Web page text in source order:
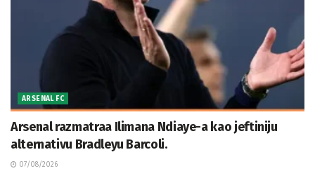
ARSENAL FC
Arsenal razmatraa Ilimana Ndiaye-a kao jeftiniju
alternativu Bradleyu Barcoli.
07/08/2026